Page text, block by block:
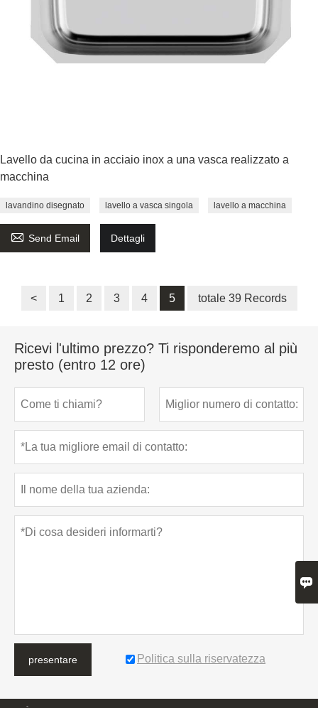
Lavello da cucina in acciaio inox a una vasca realizzato a
macchina
lavandino disegnato lavello a vasca singola lavello a macchina
 Send Email Dettagli
< 1 2 3 4 5 totale 39 Records
Ricevi l'ultimo prezzo? Ti risponderemo al più
presto (entro 12 ore)
presentare Politica sulla riservatezza
